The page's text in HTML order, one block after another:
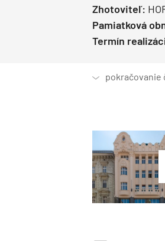
Zhotoviteľ:
Pamiatková
Termín